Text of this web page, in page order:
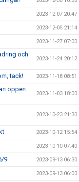
2023-12-07 20:47
2023-12-05 21:14
2023-11-27 07:00
och
2023-11-24 20:12
tack! 2023-11-18 08:51
öppen
2023-11-03 18:00
2023-10-23 21:30
2023-10-12 15:54
2023-10-10 07:40
9 2023-09-13 06:30
2023-09-13 06:00